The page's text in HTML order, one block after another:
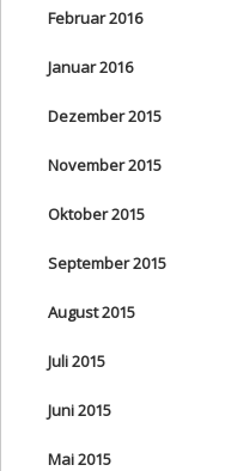
Februar 2016
Januar 2016
Dezember 2015
November 2015
Oktober 2015
September 2015
August 2015
Juli 2015
Juni 2015
Mai 2015